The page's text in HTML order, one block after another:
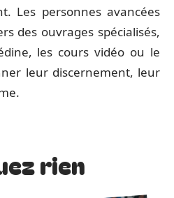
Les personnes avancées
des ouvrages spécialisés,
les cours vidéo ou le
leur discernement, leur
rien